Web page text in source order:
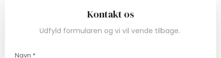
Kontakt os
Udfyld formularen og vi vil vende tilbage.